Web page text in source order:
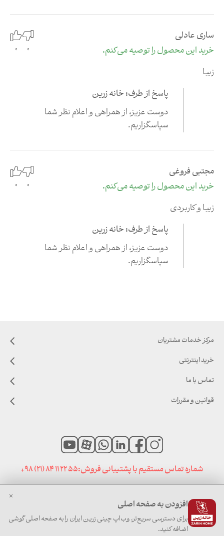
ساری عادلی
خرید این محصول را توصیه می‌کنم.
0
0
زیبا
پاسخ از طرف: خانه زرین
دوست عزیز،‌ از همراهی و اعلام نظر شما
سپاسگزاریم.
مجتبی فروغی
خرید این محصول را توصیه می‌کنم.
0
0
زیبا و کاربردی
پاسخ از طرف: خانه زرین
دوست عزیز،‌ از همراهی و اعلام نظر شما
سپاسگزاریم.
مرکز خدمات مشتریان
خرید اینترنتی
تماس با ما
قوانین و مقررات
شماره تماس مستقیم با پشتیبانی فروش:+98 (21) 84 11 22 55
صفحه نخست | اخبار خانه زرین
افزودن به صفحه اصلی
برای دسترسی سریع‌تر، وب‌اپ چینی زرین ایران را به صفحه اصلی گوشی
اضافه کنید.